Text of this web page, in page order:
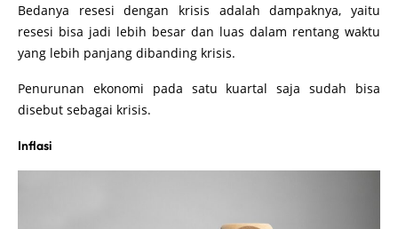
Bedanya resesi dengan krisis adalah dampaknya, yaitu
resesi bisa jadi lebih besar dan luas dalam rentang waktu
yang lebih panjang dibanding krisis.
Penurunan ekonomi pada satu kuartal saja sudah bisa
disebut sebagai krisis.
Inflasi